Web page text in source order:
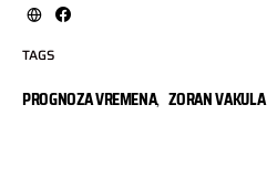
TAGS
PROGNOZA VREMENA, ZORAN VAKULA